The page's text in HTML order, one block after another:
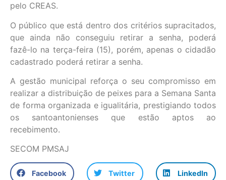
pelo CREAS.
O público que está dentro dos critérios supracitados,
que ainda não conseguiu retirar a senha, poderá
fazê-lo na terça-feira (15), porém, apenas o cidadão
cadastrado poderá retirar a senha.
A gestão municipal reforça o seu compromisso em
realizar a distribuição de peixes para a Semana Santa
de forma organizada e igualitária, prestigiando todos
os santoantonienses que estão aptos ao
recebimento.
SECOM PMSAJ
Facebook Twitter LinkedIn